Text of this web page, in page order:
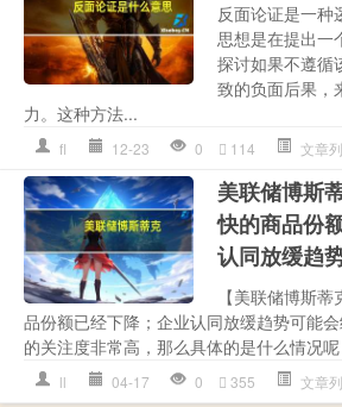
反面论证是一种
思想是在提出一
探讨如果不遵循
致的负面后果，
力。这种方法...
fl 12-23 0 114 文章
美联储博斯
快的商品份
认同放缓趋
【美联储博斯
品份额已经下降；企业认同放缓趋势可能
的关注度非常高，那么具体的是什么情况
ll 04-17 0 355 文章